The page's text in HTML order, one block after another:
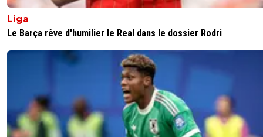
Liga
Le Barça rêve d'humilier le Real dans le dossier Rodri